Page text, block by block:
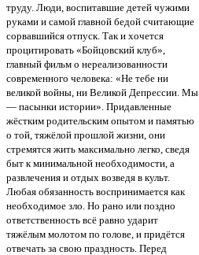
труду. Люди, воспитавшие детей чужими
руками и самой главной бедой считающие
сорвавшийся отпуск. Так и хочется
процитировать «Бойцовский клуб»,
главный фильм о нереализованности
современного человека: «Не тебе ни
великой войны, ни Великой Депрессии. Мы
— пасынки истории». Придавленные
жёстким родительским опытом и памятью
о той, тяжёлой прошлой жизни, они
стремятся жить максимально легко, сведя
быт к минимальной необходимости, а
развлечения и отдых возведя в культ.
Любая обязанность воспринимается как
необходимое зло. Но рано или поздно
ответственность всё равно ударит
тяжёлым молотом по голове, и придётся
отвечать за свою праздность. Перед